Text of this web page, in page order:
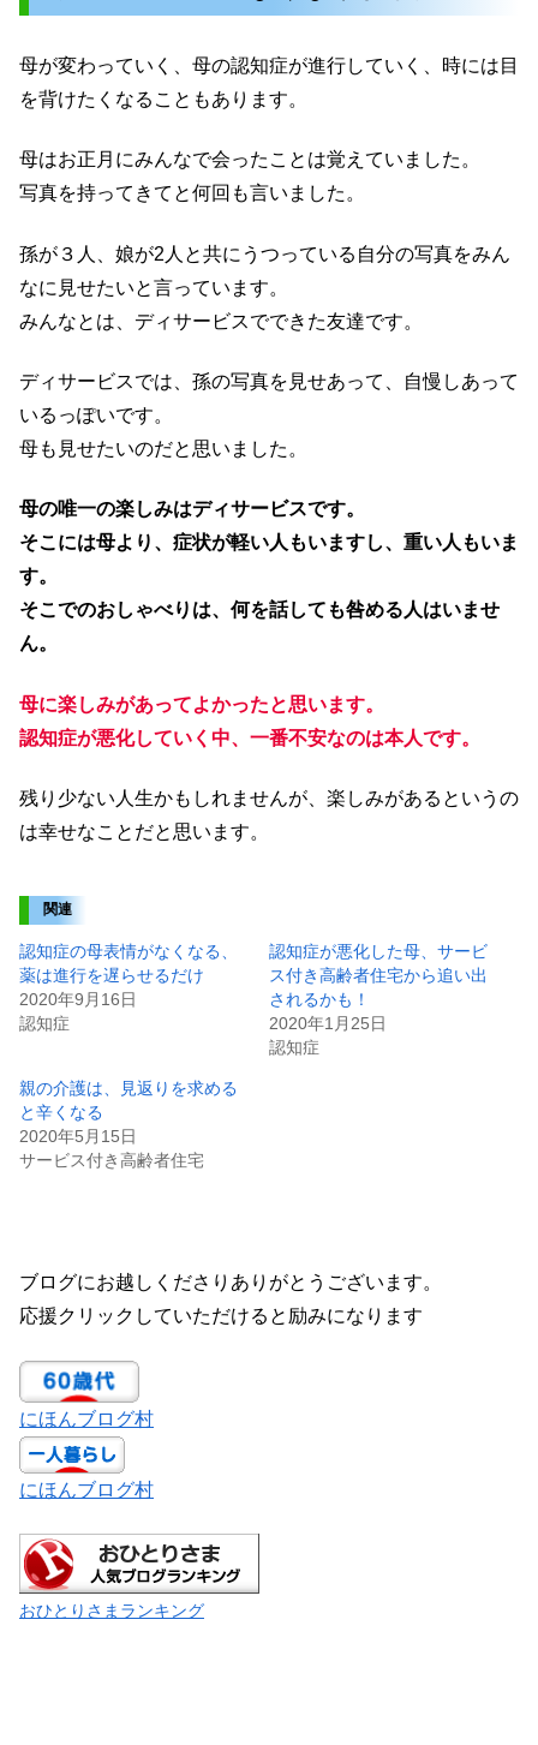
母が変わっていく、母の認知症が進行していく、時には目
を背けたくなることもあります。
母はお正月にみんなで会ったことは覚えていました。
写真を持ってきてと何回も言いました。
孫が３人、娘が2人と共にうつっている自分の写真をみん
なに見せたいと言っています。
みんなとは、ディサービスでできた友達です。
ディサービスでは、孫の写真を見せあって、自慢しあって
いるっぽいです。
母も見せたいのだと思いました。
母の唯一の楽しみはディサービスです。
そこには母より、症状が軽い人もいますし、重い人もいま
す。
そこでのおしゃべりは、何を話しても咎める人はいませ
ん。
母に楽しみがあってよかったと思います。
認知症が悪化していく中、一番不安なのは本人です。
残り少ない人生かもしれませんが、楽しみがあるというの
は幸せなことだと思います。
関連
認知症の母表情がなくなる、
薬は進行を遅らせるだけ
2020年9月16日
認知症
認知症が悪化した母、サービ
ス付き高齢者住宅から追い出
されるかも！
2020年1月25日
認知症
親の介護は、見返りを求める
と辛くなる
2020年5月15日
サービス付き高齢者住宅
ブログにお越しくださりありがとうございます。
応援クリックしていただけると励みになります
にほんブログ村
にほんブログ村
おひとりさまランキング